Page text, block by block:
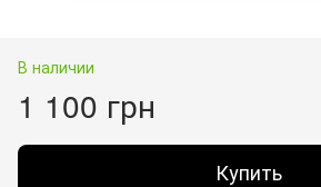
В наличии
1 100 грн
Купить